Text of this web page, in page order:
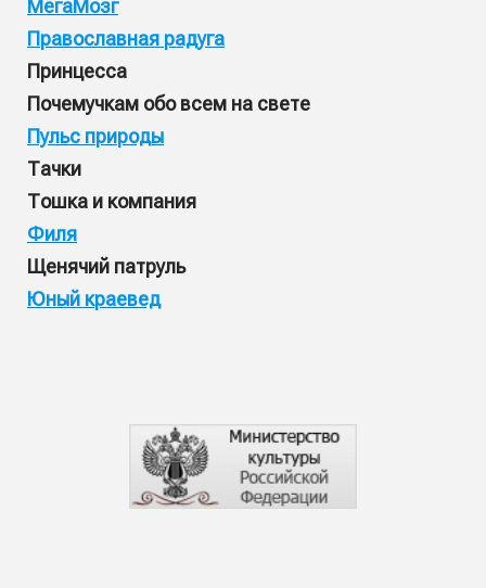
МегаМозг
Православная радуга
Принцесса
Почемучкам обо всем на свете
Пульс природы
Тачки
Тошка и компания
Филя
Щенячий патруль
Юный краевед